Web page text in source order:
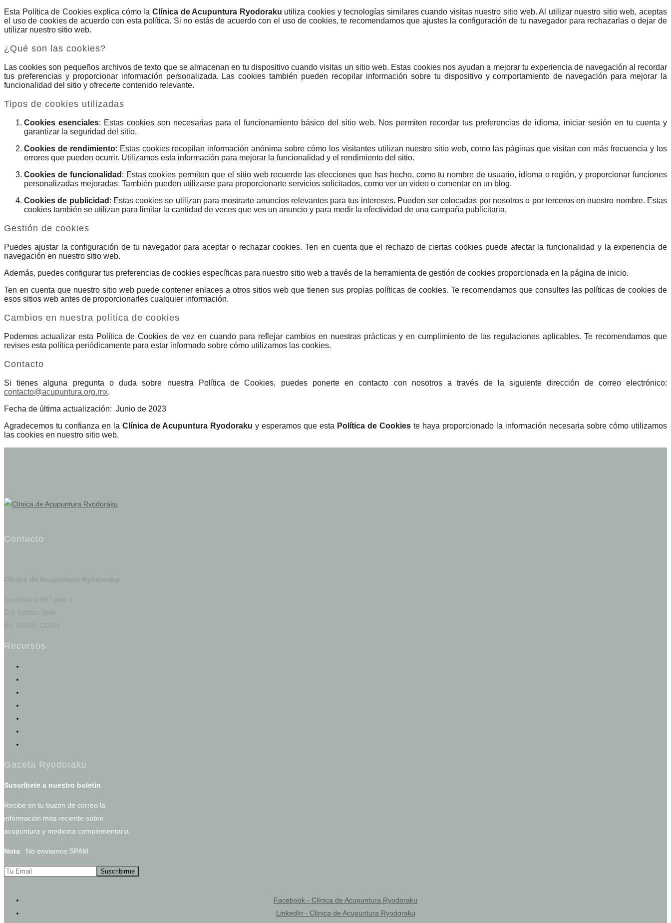
Esta Política de Cookies explica cómo laClínica de Acupuntura Ryodoraku utiliza cookies y tecnologías similares cuando visitas nuestro sitio web. Al utilizar nuestro sitio web, aceptas
el uso de cookies de acuerdo con esta política. Si no estás de acuerdo con el uso de cookies, te recomendamos que ajustes la configuración de tu navegador para rechazarlas o dejar de
utilizar nuestro sitio web.
¿Qué son las cookies?
Las cookies son pequeños archivos de texto que se almacenan en tu dispositivo cuando visitas un sitio web. Estas cookies nos ayudan a mejorar tu experiencia de navegación al recordar
tus preferencias y proporcionar información personalizada. Las cookies también pueden recopilar información sobre tu dispositivo y comportamiento de navegación para mejorar la
funcionalidad del sitio y ofrecerte contenido relevante.
Tipos de cookies utilizadas
Cookies esenciales: Estas cookies son necesarias para el funcionamiento básico del sitio web. Nos permiten recordar tus preferencias de idioma, iniciar sesión en tu cuenta y
garantizar la seguridad del sitio.
Cookies de rendimiento: Estas cookies recopilan información anónima sobre cómo los visitantes utilizan nuestro sitio web, como las páginas que visitan con más frecuencia y los
errores que pueden ocurrir. Utilizamos esta información para mejorar la funcionalidad y el rendimiento del sitio.
Cookies de funcionalidad : Estas cookies permiten que el sitio web recuerde las elecciones que has hecho, como tu nombre de usuario, idioma o región, y proporcionar funciones
personalizadas mejoradas. También pueden utilizarse para proporcionarte servicios solicitados, como ver un video o comentar en un blog.
Cookies de publicidad : Estas cookies se utilizan para mostrarte anuncios relevantes para tus intereses. Pueden ser colocadas por nosotros o por terceros en nuestro nombre. Estas
cookies también se utilizan para limitar la cantidad de veces que ves un anuncio y para medir la efectividad de una campaña publicitaria.
Gestión de cookies
Puedes ajustar la configuración de tu navegador para aceptar o rechazar cookies. Ten en cuenta que el rechazo de ciertas cookies puede afectar la funcionalidad y la experiencia de
navegación en nuestro sitio web.
Además, puedes configurar tus preferencias de cookies específicas para nuestro sitio web a través de la herramienta de gestión de cookies proporcionada en la página de inicio.
Ten en cuenta que nuestro sitio web puede contener enlaces a otros sitios web que tienen sus propias políticas de cookies. Te recomendamos que consultes las políticas de cookies de
esos sitios web antes de proporcionarles cualquier información.
Cambios en nuestra política de cookies
Podemos actualizar esta Política de Cookies de vez en cuando para reflejar cambios en nuestras prácticas y en cumplimiento de las regulaciones aplicables. Te recomendamos que
revises esta política periódicamente para estar informado sobre cómo utilizamos las cookies.
Contacto
Si tienes alguna pregunta o duda sobre nuestra Política de Cookies, puedes ponerte en contacto con nosotros a través de la siguiente dirección de correo electrónico:
contacto@acupuntura.org.mx.
Fecha de última actualización: Junio de 2023
Agradecemos tu confianza en la Clínica de Acupuntura Ryodoraku y esperamos que esta Política de Cookies te haya proporcionado la información necesaria sobre cómo utilizamos
las cookies en nuestro sitio web.
Contacto
Clinica de Acupuntura Ryodoraku
Xochicalco 697 piso 1
Col. Letrán Valle
BJ, 03650, CDMX
Recursos
Gaceta Ryodoraku
Suscríbete a nuestro boletín
Recibe en tu buzón de correo la
información más reciente sobre
acupuntura y medicina complementaria.
Nota: No enviamos SPAM
Facebook - Clínica de Acupuntura Ryodoraku
LinkedIn - Clínica de Acupuntura Ryodoraku